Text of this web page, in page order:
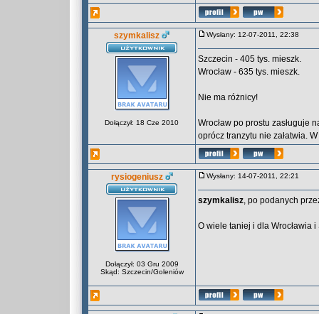
szymkalisz
Dołączył: 18 Cze 2010
Wysłany: 12-07-2011, 22:38
Szczecin - 405 tys. mieszk.
Wrocław - 635 tys. mieszk.
Nie ma różnicy!
Wrocław po prostu zasługuje
oprócz tranzytu nie załatwia.
rysiogeniusz
Dołączył: 03 Gru 2009
Skąd: Szczecin/Goleniów
Wysłany: 14-07-2011, 22:21
szymkalisz, po podanych
O wiele taniej i dla Wrocławia